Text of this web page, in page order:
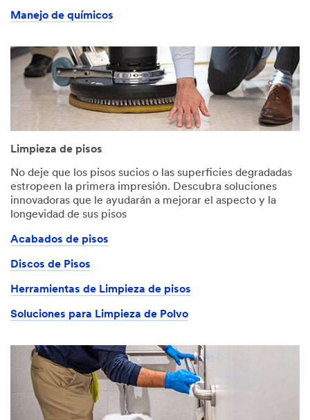
Manejo de químicos
Limpieza de pisos
No deje que los pisos sucios o las superficies degradadas
estropeen la primera impresión. Descubra soluciones
innovadoras que le ayudarán a mejorar el aspecto y la
longevidad de sus pisos
Acabados de pisos
Discos de Pisos
Herramientas de Limpieza de pisos
Soluciones para Limpieza de Polvo